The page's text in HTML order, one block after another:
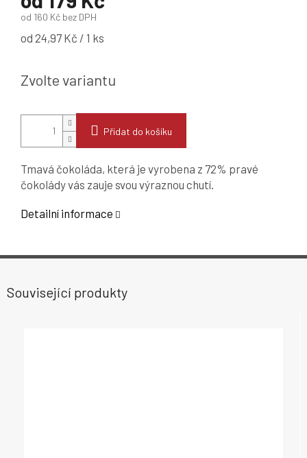
od 160 Kč bez DPH
Měrná
od 24,97 Kč / 1 ks
Zvolte variantu
Přidat do košíku
Tmavá čokoláda, která je vyrobena z 72% pravé
čokolády vás zauje svou výraznou chutí.
Detailní informace
Související produkty